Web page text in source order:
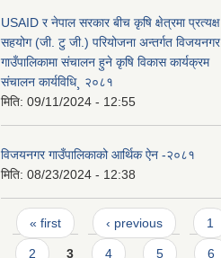
USAID र नेपाल सरकार बीच कृषि क्षेत्रमा प्रत्यक्ष
सहयोग (जी. टु जी.) परियोजना अन्तर्गत विजयनगर
गाउँपालिकामा संचालन हुने कृषि विकास कार्यक्रम
संचालन कार्यविधि¸ २०८१
मिति: 09/11/2024 - 12:55
विजयनगर गाउँपालिकाको आर्थिक ऐन -२०८१
मिति: 08/23/2024 - 12:38
Pages
« first ‹ previous 1
2 3 4 5 6